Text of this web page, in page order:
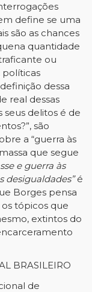
define se uma
são as chances
quantidade
ou
políticas
dessa
real dessas
seus delitos é de
são
a “guerra às
que segue
e guerra às
desigualdades”é
Borges pensa
tópicos que
extintos do
BRASILEIRO
de